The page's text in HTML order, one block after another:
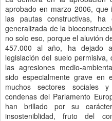
aprobado en marzo 2006, que
las pautas constructivas,
generalizada de la
no solo eso, porque el aluvión
457.000 al año, ha dejado
legislación del suelo
las agresiones medio-
sido especialmente grave en
muchos sectores sociales
condenas del Parlamento
han brillado por su
insosteniblidad, fruto del